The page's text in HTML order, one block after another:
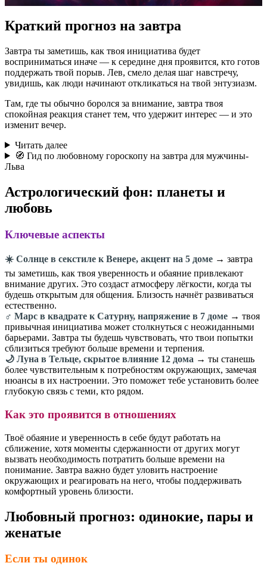
Краткий прогноз на завтра
Завтра ты заметишь, как твоя инициатива будет
восприниматься иначе — к середине дня проявится, кто готов
поддержать твой порыв. Лев, смело делая шаг навстречу,
увидишь, как люди начинают откликаться на твой энтузиазм.
Там, где ты обычно боролся за внимание, завтра твоя
спокойная реакция станет тем, что удержит интерес — и это
изменит вечер.
Читать далее
🧭 Гид по любовному гороскопу на завтра для мужчины-
Льва
Астрологический фон: планеты и
любовь
Ключевые аспекты
☀️ Солнце в секстиле к Венере, акцент на 5 доме → завтра
ты заметишь, как твоя уверенность и обаяние привлекают
внимание других. Это создаст атмосферу лёгкости, когда ты
будешь открытым для общения. Близость начнёт развиваться
естественно.
♂️ Марс в квадрате к Сатурну, напряжение в 7 доме → твоя
привычная инициатива может столкнуться с неожиданными
барьерами. Завтра ты будешь чувствовать, что твои попытки
сблизиться требуют больше времени и терпения.
🌙 Луна в Тельце, скрытое влияние 12 дома → ты станешь
более чувствительным к потребностям окружающих, замечая
нюансы в их настроении. Это поможет тебе установить более
глубокую связь с теми, кто рядом.
Как это проявится в отношениях
Твоё обаяние и уверенность в себе будут работать на
сближение, хотя моменты сдержанности от других могут
вызвать необходимость потратить больше времени на
понимание. Завтра важно будет уловить настроение
окружающих и реагировать на него, чтобы поддерживать
комфортный уровень близости.
Любовный прогноз: одинокие, пары и
женатые
Если ты одинок